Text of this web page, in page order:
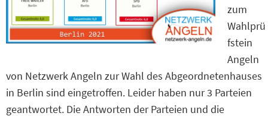
zum
Wahlprü
fstein
Angeln
von Netzwerk Angeln zur Wahl des Abgeordnetenhauses
in Berlin sind eingetroffen. Leider haben nur 3 Parteien
geantwortet. Die Antworten der Parteien und die